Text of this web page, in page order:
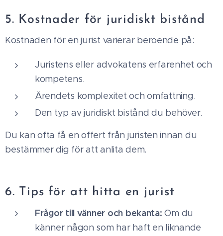
5. Kostnader för juridiskt bistånd
Kostnaden för en jurist varierar beroende på:
Juristens eller advokatens erfarenhet och
kompetens.
Ärendets komplexitet och omfattning.
Den typ av juridiskt bistånd du behöver.
Du kan ofta få en offert från juristen innan du
bestämmer dig för att anlita dem.
6. Tips för att hitta en jurist
Frågor till vänner och bekanta: Om du
känner någon som har haft en liknande